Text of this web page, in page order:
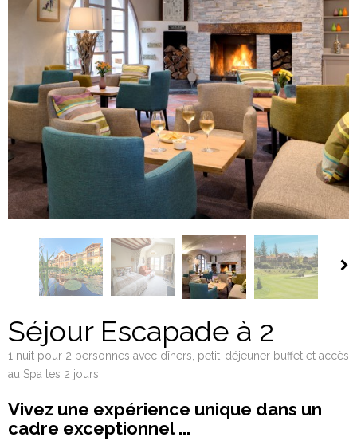
Séjour Escapade à 2
1 nuit pour 2 personnes avec dîners, petit-déjeuner buffet et accès
au Spa les 2 jours
Vivez une expérience unique dans un
cadre exceptionnel ...